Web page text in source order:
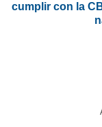
cumplir con la